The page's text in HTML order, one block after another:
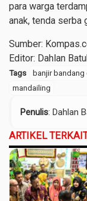
para warga
anak, tenda serba
Sumber:
Editor: Dahlan
Tags banjir
mandailing
Penulis: Dahlan
ARTIKEL